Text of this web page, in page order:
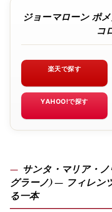
ジョーマローン ポ
コ
楽天で探す
YAHOO!で探す
サンタ・マリア・
グラーノ) — フィレン
る一本